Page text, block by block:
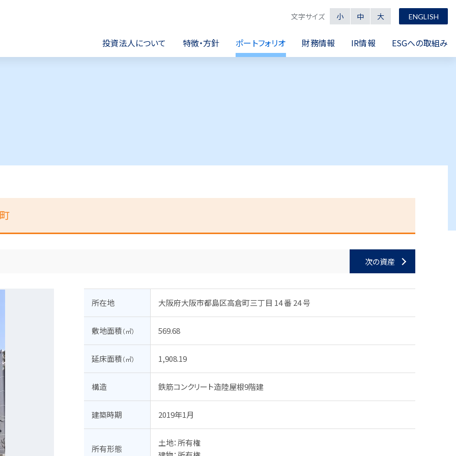
文字サイズ 小 中 大 ENGLISH
投資法人について 特徴・方針 ポートフォリオ 財務情報 IR情報 ESGへの取組み
次の資産
所在地 大阪府大阪市都島区高倉町三丁目 14 番 24 号
敷地面積（㎡） 569.68
延床面積（㎡） 1,908.19
構造 鉄筋コンクリート造陸屋根9階建
建築時期 2019年1月
所有形態
土地：所有権